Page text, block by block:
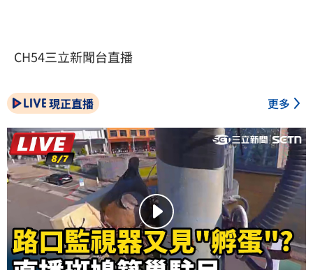
CH54三立新聞台直播
現正直播 更多